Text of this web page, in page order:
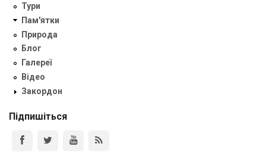
Тури
Пам'ятки
Природа
Блог
Галереї
Відео
Закордон
Підпишіться